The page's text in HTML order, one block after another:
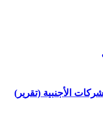
الأجنبية (تقرير)